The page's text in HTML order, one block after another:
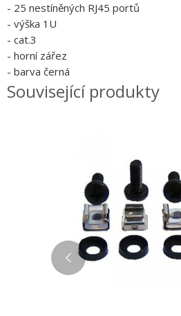
- 25 nestíněných RJ45 portů
- výška 1U
- cat.3
- horní zářez
- barva černá
Související produkty